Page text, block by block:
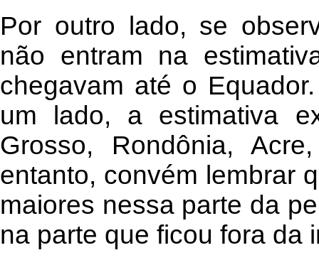
Por outro lado, se
não entram na
chegavam até o
um lado, a estimativa
Grosso, Rondônia,
entanto, convém lembrar
maiores nessa parte da
na parte que ficou fora da